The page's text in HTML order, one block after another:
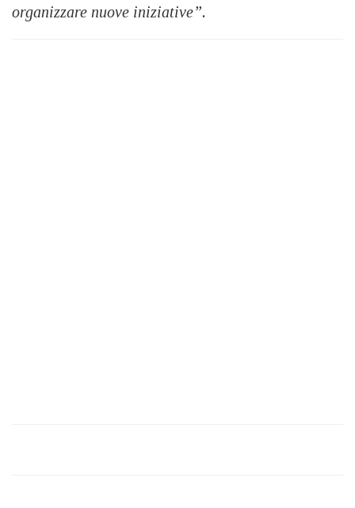
organizzare nuove iniziative”.